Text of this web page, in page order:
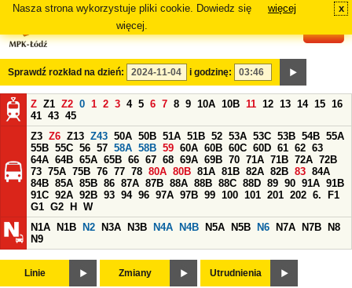
Nasza strona wykorzystuje pliki cookie. Dowiedz się
więcej.
więcej x
Sprawdź rozkład na dzień: i godzinę:
Z Z1 Z2 0 1 2 3 4 5 6 7 8 9 10A 10B 11 12 13 14 15 16
41 43 45
Z3 Z6 Z13 Z43 50A 50B 51A 51B 52 53A 53C 53B 54B 55A
55B 55C 56 57 58A 58B 59 60A 60B 60C 60D 61 62 63
64A 64B 65A 65B 66 67 68 69A 69B 70 71A 71B 72A 72B
73 75A 75B 76 77 78 80A 80B 81A 81B 82A 82B 83 84A
84B 85A 85B 86 87A 87B 88A 88B 88C 88D 89 90 91A 91B
91C 92A 92B 93 94 96 97A 97B 99 100 101 201 202 6.
F1
G1 G2 H
W
N1A
N1B N2 N3A N3B N4A N4B N5A N5B N6 N7A N7B
N8
N9
Linie Zmiany Utrudnienia